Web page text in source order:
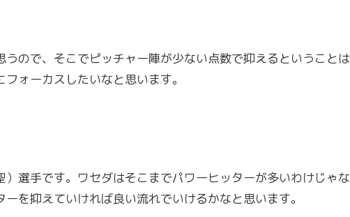
ので、そこでピッチャー陣が少ない点数で抑えるということは
ォーカスしたいなと思います。
選手です。ワセダはそこまでパワーヒッターが多いわけじゃな
を抑えていければ良い流れでいけるかなと思います。